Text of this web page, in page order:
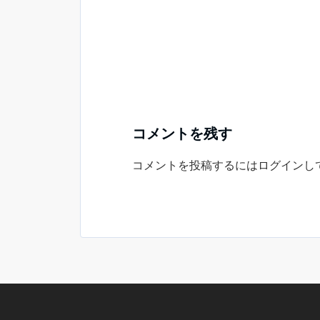
コメントを残す
コメントを投稿するには ログイン し